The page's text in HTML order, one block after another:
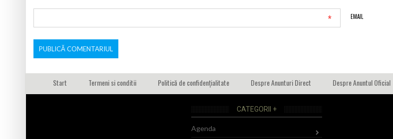
EMAIL
*
Start Termeni si conditii Politică de confidențialitate Despre Anunturi Direct Despre Anuntul Oficial
CATEGORII +
Agenda